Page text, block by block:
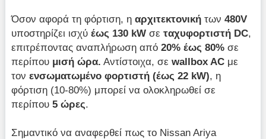
Όσον αφορά τη φόρτιση, ηαρχιτεκτονική των480V
υποστηρίζει ισχύέως 130 kW σεταχυφορτιστή DC,
επιτρέποντας αναπλήρωση από20% έως 80% σε
περίπου μισή ώρα. Αντίστοιχα, σεwallbox AC με
τονενσωματωμένο φορτιστή (έως 22 kW), η
φόρτιση (10-80%) μπορεί να ολοκληρωθεί σε
περίπου 5 ώρες.
Σημαντικό να αναφερθεί πως το Nissan Ariya